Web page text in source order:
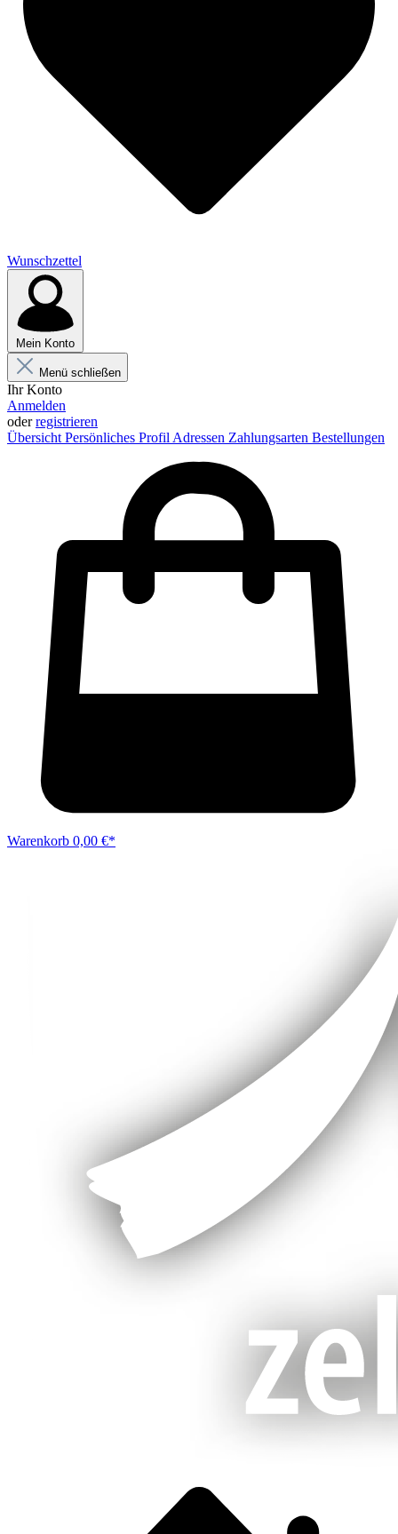
Wunschzettel
Mein Konto
Menü schließen
Ihr Konto
Anmelden
oderregistrieren
Übersicht Persönliches Profil Adressen Zahlungsarten Bestellungen
Warenkorb 0,00 €*